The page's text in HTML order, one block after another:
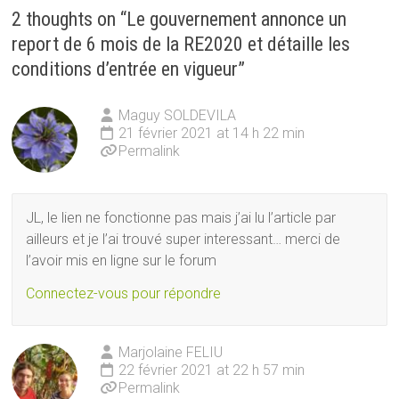
2 thoughts on “Le gouvernement annonce un
report de 6 mois de la RE2020 et détaille les
conditions d’entrée en vigueur”
Maguy SOLDEVILA
21 février 2021 at 14 h 22 min
Permalink
JL, le lien ne fonctionne pas mais j’ai lu l’article par
ailleurs et je l’ai trouvé super interessant… merci de
l’avoir mis en ligne sur le forum
Connectez-vous pour répondre
Marjolaine FELIU
22 février 2021 at 22 h 57 min
Permalink